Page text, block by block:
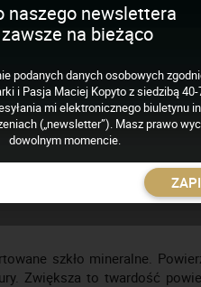
Szkło mineralne
dla szkła szafirowego.
zarysowania nie może być
szkło mineralne.
Zwiększa to twardość
naszego newslettera
na bieżąco
podanych danych osobowych
i Pasja Maciej Kopyto z siedzibą
mi elektronicznego biuletynu
(„newsletter”). Masz prawo
dowolnym momencie.